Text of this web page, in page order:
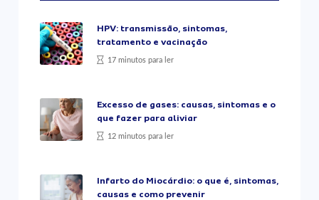
HPV: transmissão, sintomas,
tratamento e vacinação
17 minutos para ler
Excesso de gases: causas, sintomas e o
que fazer para aliviar
12 minutos para ler
Infarto do Miocárdio: o que é, sintomas,
causas e como prevenir